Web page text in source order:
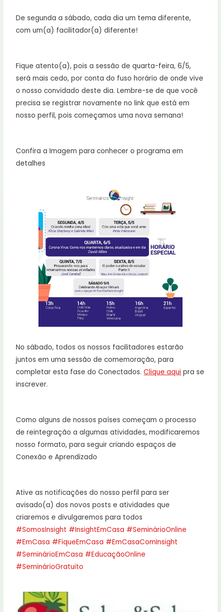
De segunda a sábado, cada dia um tema diferente,
com um(a) facilitador(a) diferente!
Fique atento(a), pois a sessão de quarta-feira, 6/5,
será mais cedo, por conta do fuso horário de onde vive
o nosso convidado deste dia. Lembre-se de que você
precisa se registrar novamente no link que está em
nosso perfil, pois começamos uma nova semana!
Confira a Imagem para conhecer o programa em
detalhes
No sábado, todos os nossos facilitadores estarão
juntos em uma sessão de comemoração, para
completar esta fase do Conectados.Clique aqui pra se
inscrever.
Como alguns de nossos países começam o processo
de reintegração a algumas atividades, modificaremos
nosso formato, para seguir criando espaços de
Conexão e Aprendizado
Ative as notificações do nosso perfil para ser
avisado(a) dos novos posts e atividades que
criaremos e divulgaremos para todos
#SomosInsight #InsightEmCasa #SeminárioOnline
#EmCasa #FiqueEmCasa #EmCasaComInsight
#SeminárioEmCasa #EducaçãoOnline
#SeminárioGratuito